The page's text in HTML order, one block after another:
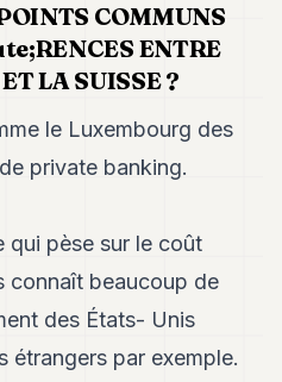
COMMUNS
ENTRE
LA SUISSE ?
le Luxembourg des
private banking.
qui pèse sur le coût
connaît beaucoup de
des États- Unis
étrangers par exemple.